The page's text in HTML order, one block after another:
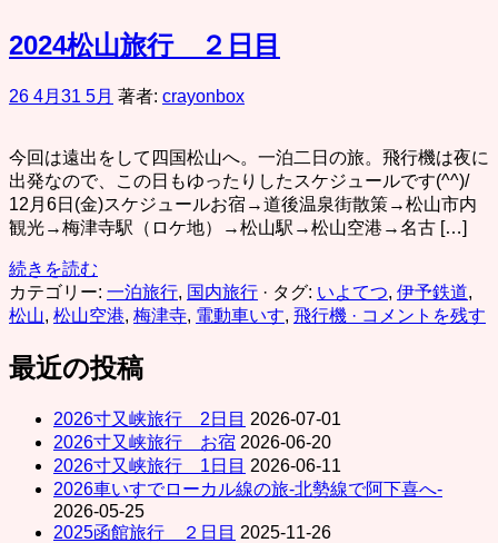
2024松山旅行 ２日目
26 4月 31 5月 著者: crayonbox
今回は遠出をして四国松山へ。一泊二日の旅。飛行機は夜に
出発なので、この日もゆったりしたスケジュールです(^^)/
12月6日(金)スケジュールお宿→道後温泉街散策→松山市内
観光→梅津寺駅（ロケ地）→松山駅→松山空港→名古 […]
続きを読む
カテゴリー: 一泊旅行, 国内旅行 · タグ: いよてつ, 伊予鉄道,
松山, 松山空港, 梅津寺, 電動車いす, 飛行機 · コメントを残す
最近の投稿
2026寸又峡旅行 2日目 2026-07-01
2026寸又峡旅行 お宿 2026-06-20
2026寸又峡旅行 1日目 2026-06-11
2026車いすでローカル線の旅-北勢線で阿下喜へ-
2026-05-25
2025函館旅行 ２日目 2025-11-26